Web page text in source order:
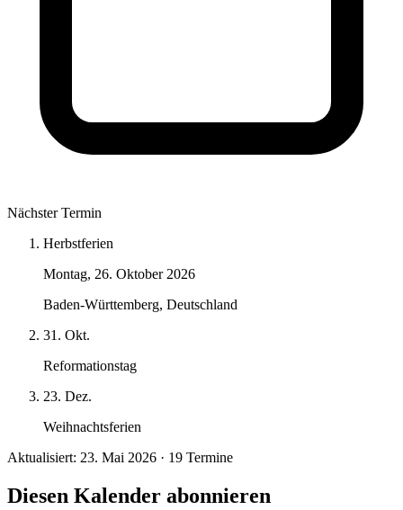
Nächster Termin
Herbstferien
Montag, 26. Oktober 2026
Baden-Württemberg, Deutschland
31. Okt.
Reformationstag
23. Dez.
Weihnachtsferien
Aktualisiert: 23. Mai 2026 · 19 Termine
Diesen Kalender abonnieren